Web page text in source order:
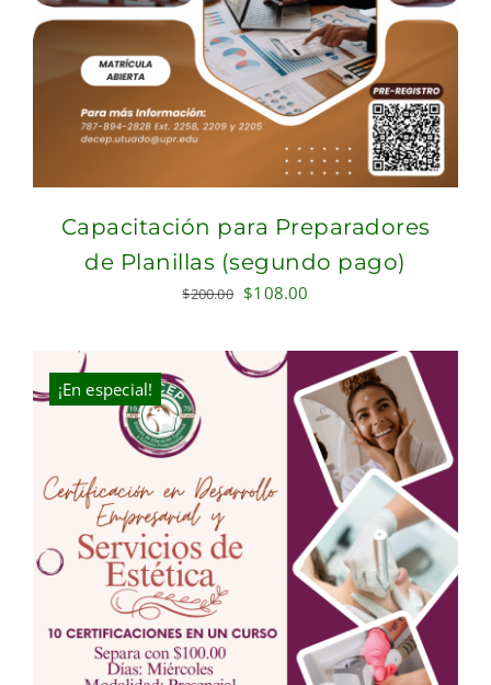
Capacitación para Preparadores
de Planillas (segundo pago)
$200.00 Original
$200.00.
$108.00
is:
$108.00.
¡En especial!